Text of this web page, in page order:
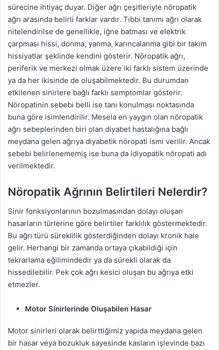
sürecine ihtiyaç duyar. Diğer ağrı çeşitleriyle nöropatik
ağrı arasında belirli farklar vardır. Tıbbi tanımı ağrı olarak
nitelendirilse de genellikle, iğne batması ve elektrik
çarpması hissi, donma, yanma, karıncalanma gibi bir takım
hissiyatlar şeklinde kendini gösterir. Nöropatik ağrı,
periferik ve merkezi olmak üzere iki farklı sistem üzerinde
ya da her ikisinde de oluşabilmektedir. Bu durumdan
etkilenen sinirlere bağlı farklı semptomlar gösterir.
Nöropatinin sebebi belli ise tanı konulması noktasında
buna göre isimlendirilir. Mesela en yaygın olan nöropatik
ağrı sebeplerinden biri olan diyabet hastalığına bağlı
meydana gelen ağrıya diyabetik nöropati ismi verilir. Ancak
sebebi belirlenememiş ise buna da idiyopatik nöropati adı
verilmektedir.
Nöropatik Ağrının Belirtileri Nelerdir?
Sinir fonksiyonlarının bozulmasından dolayı oluşan
hasarların türlerine göre belirtiler farklılık göstermektedir.
Bu ağrı türü süreklilik gösterdiğinden dolayı kronik hale
gelir. Herhangi bir zamanda ortaya çıkabildiği için
tekrarlama eğilimindedir ya da sürekli olarak da
hissedilebilir. Pek çok ağrı kesici oluşan bu ağrıya etki
etmezler.
Motor Sinirlerinde Oluşabilen Hasar
Motor sinirleri olarak belirttiğimiz yapıda meydana gelen
bir hasar veya bozukluk sayesinde kasların işlevinde bazı